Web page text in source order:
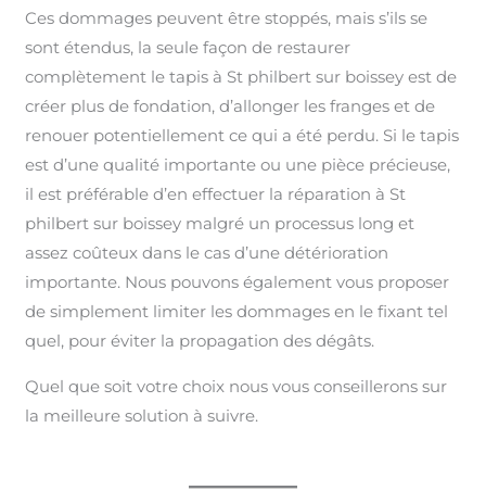
Ces dommages peuvent être stoppés, mais s’ils se
sont étendus, la seule façon de restaurer
complètement le tapis à St philbert sur boissey est de
créer plus de fondation, d’allonger les franges et de
renouer potentiellement ce qui a été perdu. Si le tapis
est d’une qualité importante ou une pièce précieuse,
il est préférable d’en effectuer la réparation à St
philbert sur boissey malgré un processus long et
assez coûteux dans le cas d’une détérioration
importante. Nous pouvons également vous proposer
de simplement limiter les dommages en le fixant tel
quel, pour éviter la propagation des dégâts.
Quel que soit votre choix nous vous conseillerons sur
la meilleure solution à suivre.